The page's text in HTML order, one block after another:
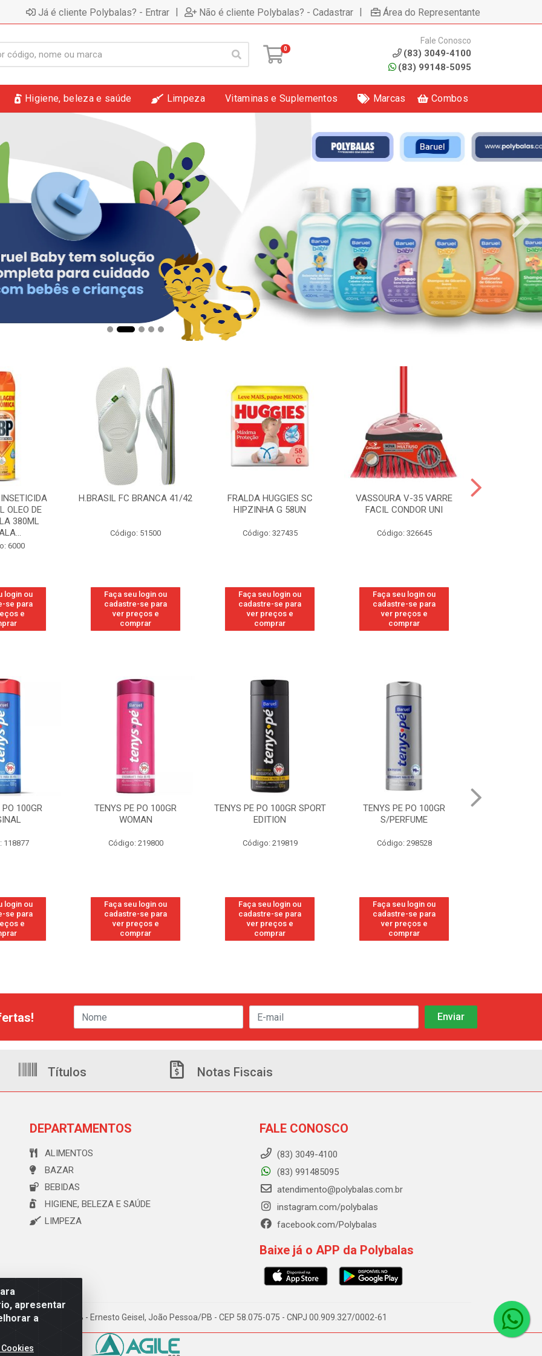
Já é cliente Polybalas? - Entrar | Não é cliente Polybalas? - Cadastrar | Área do Representante
0
Fale Conosco
(83) 3049-4100
(83) 99148-5095
Higiene, beleza e saúde Limpeza Vitaminas e Suplementos Marcas Combos
OLEO DE
380ML
6000
login ou
se para
e
H.BRASIL FC BRANCA 41/42
Código: 51500
Faça seu login ou
cadastre-se para
ver preços e
comprar
FRALDA HUGGIES SC
HIPZINHA G 58UN
Código: 327435
Faça seu login ou
cadastre-se para
ver preços e
comprar
VASSOURA V-35 VARRE
FACIL CONDOR UNI
Código: 326645
Faça seu login ou
cadastre-se para
ver preços e
comprar
100GR
118877
login ou
se para
e
TENYS PE PO 100GR
WOMAN
Código: 219800
Faça seu login ou
cadastre-se para
ver preços e
comprar
TENYS PE PO 100GR SPORT
EDITION
Código: 219819
Faça seu login ou
cadastre-se para
ver preços e
comprar
TENYS PE PO 100GR
S/PERFUME
Código: 298528
Faça seu login ou
cadastre-se para
ver preços e
comprar
apresentar
a
Títulos Notas Fiscais
DEPARTAMENTOS
ALIMENTOS
BAZAR
BEBIDAS
HIGIENE, BELEZA E SAÚDE
LIMPEZA
FALE CONOSCO
(83) 3049-4100
(83) 991485095
atendimento@polybalas.com.br
instagram.com/polybalas
facebook.com/Polybalas
Baixe já o APP da Polybalas
173 Galpão B - Ernesto Geisel, João Pessoa/PB - CEP 58.075-075 - CNPJ 00.909.327/0002-61